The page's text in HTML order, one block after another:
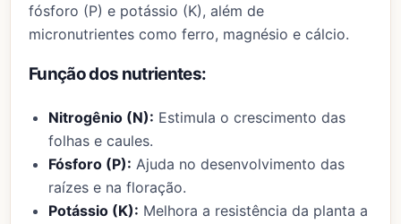
fósforo (P) e potássio (K), além de
micronutrientes como ferro, magnésio e cálcio.
Função dos nutrientes:
Nitrogênio (N): Estimula o crescimento das
folhas e caules.
Fósforo (P): Ajuda no desenvolvimento das
raízes e na floração.
Potássio (K): Melhora a resistência da planta a